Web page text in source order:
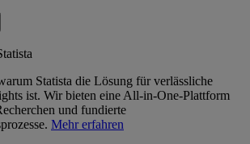
Statista die Lösung für verlässliche
ist. Wir bieten eine All-in-One-Plattform
und fundierte
Mehr erfahren